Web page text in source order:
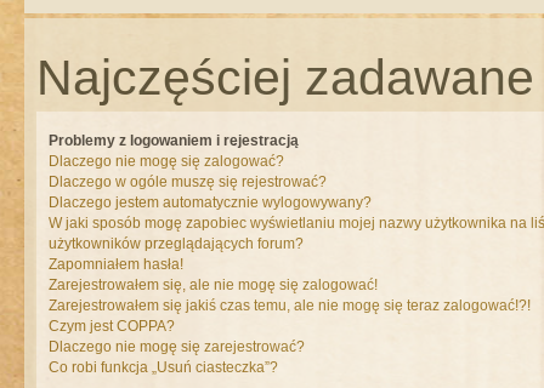
Najczęściej
Problemy z logowaniem i rejestracją
Dlaczego nie mogę się zalogować?
Dlaczego w ogóle muszę się rejestrować?
Dlaczego jestem automatycznie wylogowywany?
W jaki sposób mogę zapobiec wyświetlaniu mojej nazwy użytkownika na
użytkowników przeglądających forum?
Zapomniałem hasła!
Zarejestrowałem się, ale nie mogę się zalogować!
Zarejestrowałem się jakiś czas temu, ale nie mogę się teraz zalogować!?!
Czym jest COPPA?
Dlaczego nie mogę się zarejestrować?
Co robi funkcja „Usuń ciasteczka”?